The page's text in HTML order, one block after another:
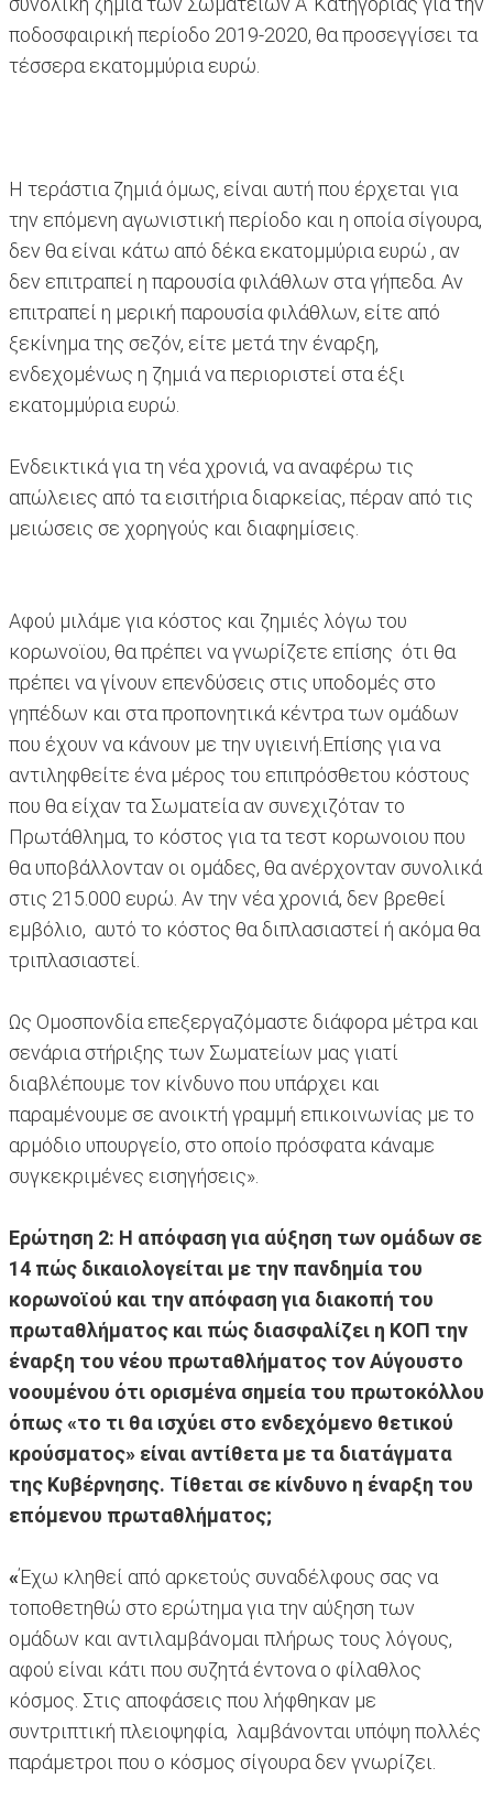
ποδοσφαιρική περίοδο 2019-2020, θα προσεγγίσει τα
τέσσερα εκατομμύρια ευρώ.
Η τεράστια ζημιά όμως, είναι αυτή που έρχεται για
την επόμενη αγωνιστική περίοδο και η οποία σίγουρα,
δεν θα είναι κάτω από δέκα εκατομμύρια ευρώ , αν
δεν επιτραπεί η παρουσία φιλάθλων στα γήπεδα. Αν
επιτραπεί η μερική παρουσία φιλάθλων, είτε από
ξεκίνημα της σεζόν, είτε μετά την έναρξη,
ενδεχομένως η ζημιά να περιοριστεί στα έξι
εκατομμύρια ευρώ.
Ενδεικτικά για τη νέα χρονιά, να αναφέρω τις
απώλειες από τα εισιτήρια διαρκείας, πέραν από τις
μειώσεις σε χορηγούς και διαφημίσεις.
Αφού μιλάμε για κόστος και ζημιές λόγω του
κορωνοϊου, θα πρέπει να γνωρίζετε επίσης ότι θα
πρέπει να γίνουν επενδύσεις στις υποδομές στο
γηπέδων και στα προπονητικά κέντρα των ομάδων
που έχουν να κάνουν με την υγιεινή.Επίσης για να
αντιληφθείτε ένα μέρος του επιπρόσθετου κόστους
που θα είχαν τα Σωματεία αν συνεχιζόταν το
Πρωτάθλημα, το κόστος για τα τεστ κορωνοιου που
θα υποβάλλονταν οι ομάδες, θα ανέρχονταν συνολικά
στις 215.000 ευρώ. Αν την νέα χρονιά, δεν βρεθεί
εμβόλιο, αυτό το κόστος θα διπλασιαστεί ή ακόμα θα
τριπλασιαστεί.
Ως Ομοσπονδία επεξεργαζόμαστε διάφορα μέτρα και
σενάρια στήριξης των Σωματείων μας γιατί
διαβλέπουμε τον κίνδυνο που υπάρχει και
παραμένουμε σε ανοικτή γραμμή επικοινωνίας με το
αρμόδιο υπουργείο, στο οποίο πρόσφατα κάναμε
συγκεκριμένες εισηγήσεις».
Ερώτηση 2: Η απόφαση για αύξηση των ομάδων σε
14 πώς δικαιολογείται με την πανδημία του
κορωνοϊού και την απόφαση για διακοπή του
πρωταθλήματος και πώς διασφαλίζει η ΚΟΠ την
έναρξη του νέου πρωταθλήματος τον Αύγουστο
νοουμένου ότι ορισμένα σημεία του πρωτοκόλλου
όπως «το τι θα ισχύει στο ενδεχόμενο θετικού
κρούσματος» είναι αντίθετα με τα διατάγματα
της Κυβέρνησης. Τίθεται σε κίνδυνο η έναρξη του
επόμενου πρωταθλήματος;
«Έχω κληθεί από αρκετούς συναδέλφους σας να
τοποθετηθώ στο ερώτημα για την αύξηση των
ομάδων και αντιλαμβάνομαι πλήρως τους λόγους,
αφού είναι κάτι που συζητά έντονα ο φίλαθλος
κόσμος. Στις αποφάσεις που λήφθηκαν με
συντριπτική πλειοψηφία, λαμβάνονται υπόψη πολλές
παράμετροι που ο κόσμος σίγουρα δεν γνωρίζει.